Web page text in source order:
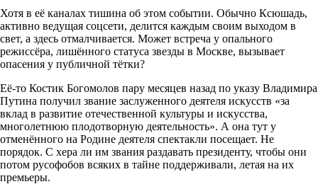
Хотя в её каналах тишина об этом событии. Обычно Ксюшадь,
активно ведущая соцсети, делится каждым своим выходом в
свет, а здесь отмалчивается. Может встреча у опального
режиссёра, лишённого статуса звезды в Москве, вызывает
опасения у публичной тётки?
Её-то Костик Богомолов пару месяцев назад по указу Владимира
Путина получил звание заслуженного деятеля искусств «за
вклад в развитие отечественной культуры и искусства,
многолетнюю плодотворную деятельность». А она тут у
отменённого на Родине деятеля спектакли посещает. Не
порядок. С хера ли им звания раздавать президенту, чтобы они
потом русофобов всяких в тайне поддерживали, летая на их
премьеры.